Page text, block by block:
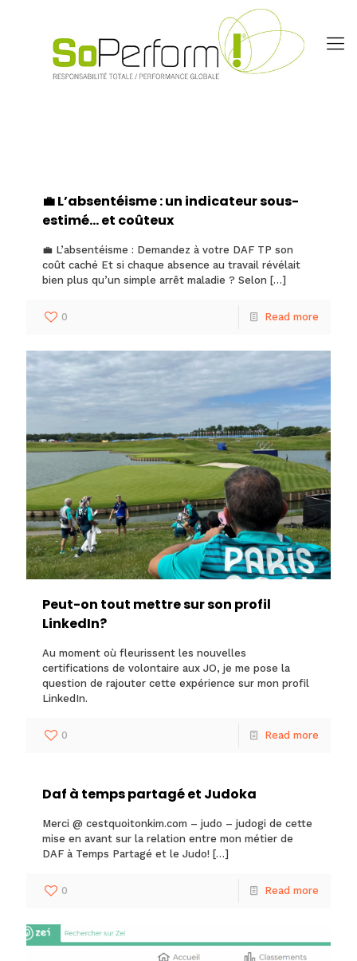
💼 L’absentéisme : un indicateur sous-
estimé… et coûteux
💼 L’absentéisme : Demandez à votre DAF TP son
coût caché Et si chaque absence au travail révélait
bien plus qu’un simple arrêt maladie ? Selon […]
0 Read more
Peut-on tout mettre sur son profil
LinkedIn?
Au moment où fleurissent les nouvelles
certifications de volontaire aux JO, je me pose la
question de rajouter cette expérience sur mon profil
LinkedIn.
0 Read more
Daf à temps partagé et Judoka
Merci @ cestquoitonkim.com – judo – judogi de cette
mise en avant sur la relation entre mon métier de
DAF à Temps Partagé et le Judo! […]
0 Read more